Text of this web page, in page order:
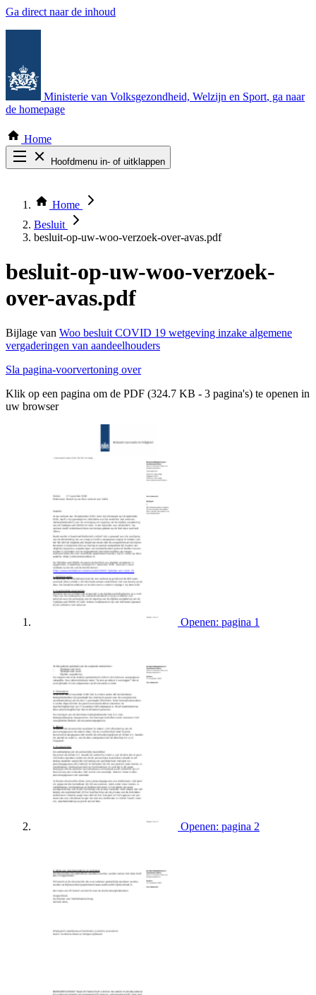
Ga direct naar de inhoud
Ministerie van Volksgezondheid, Welzijn en Sport, ga naar
de homepage
Home
Hoofdmenu in- of uitklappen
Thema COVID-19
Bekijk per bestuursorgaan
Home
Besluit
besluit-op-uw-woo-verzoek-over-avas.pdf
besluit-op-uw-woo-verzoek-
over-avas.pdf
Bijlage van Woo besluit COVID 19 wetgeving inzake algemene
vergaderingen van aandeelhouders
Sla pagina-voorvertoning over
Klik op een pagina om de PDF (324.7 KB - 3 pagina's) te openen in
uw browser
Openen: pagina 1
Openen: pagina 2